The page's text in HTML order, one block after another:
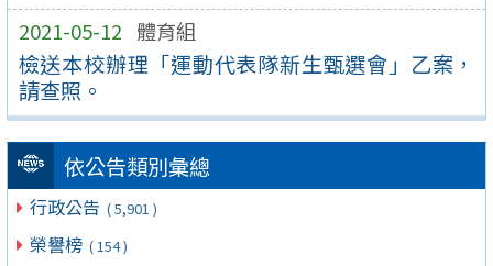
2021-05-12 體育組
檢送本校辦理「運動代表隊新生甄選會」乙案，
請查照。
依公告類別彙總
行政公告 ( 5,901 )
榮譽榜 ( 154 )